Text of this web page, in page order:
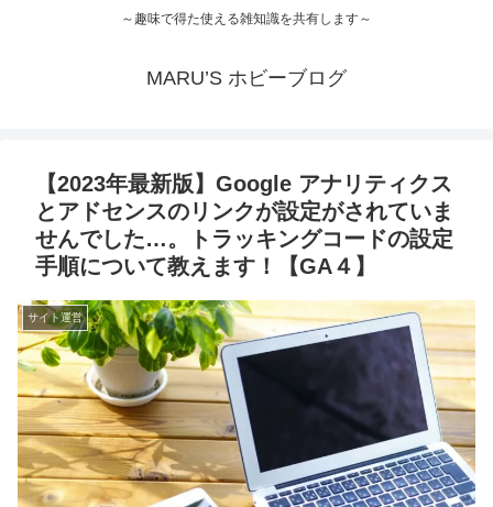
～趣味で得た使える雑知識を共有します～
MARU’S ホビーブログ
【2023年最新版】Google アナリティクス
とアドセンスのリンクが設定がされていま
せんでした…。トラッキングコードの設定
手順について教えます！【GA４】
サイト運営